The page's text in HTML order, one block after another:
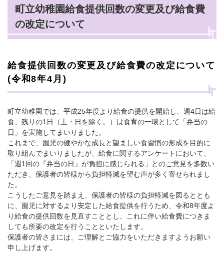
町立幼稚園給食提供回数の変更及び給食費
の改定について
給食提供回数の変更及び給食費の改定について
​(令和8年4月)​
町立幼稚園では、平成25年度より給食の提供を開始し、週4日は給
食、残りの1日（土・日を除く。）は食育の一環として「弁当の
日」を実施してまいりました。
これまで、園児の健やかな成長と望ましい食習慣の形成を目的に
取り組んでまいりましたが、給食に関するアンケートにおいて、
「週1回の『弁当の日』が負担に感じられる」とのご意見を多数い
ただき、保護者の皆様から負担軽減を望む声が多く寄せられまし
た。
こうしたご意見を踏まえ、保護者の皆様の負担軽減を図るととも
に、園児に対するより安定した給食提供を行うため、令和8年度よ
り給食の提供回数を見直すこととし、これに伴い給食費につきま
しても所要の改定を行うことといたします。
保護者の皆さまには、ご理解とご協力をいただきますようお願い
申し上げます。